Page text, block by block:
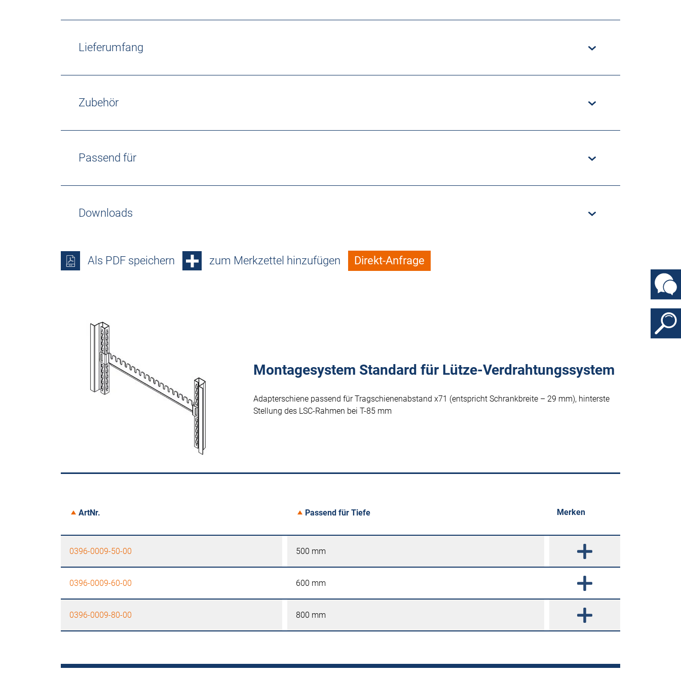
Lieferumfang
Zubehör
Passend für
Downloads
Als PDF speichern zum Merkzettel hinzufügen Direkt-Anfrage
Montagesystem Standard für Lütze-Verdrahtungssystem
Adapterschiene passend für Tragschienenabstand x71 (entspricht Schrankbreite – 29 mm), hinterste
Stellung des LSC-Rahmen bei T-85 mm
ArtNr. Passend für Tiefe Merken
0396-0009-50-00 500 mm
0396-0009-60-00 600 mm
0396-0009-80-00 800 mm